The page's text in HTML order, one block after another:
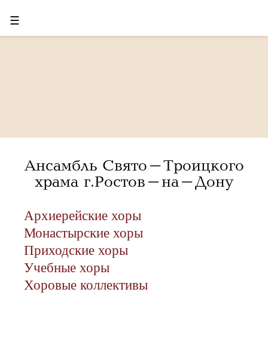
☰
Ансамбль Свято-Троицкого
храма г.Ростов-на-Дону
Архиерейские хоры
Монастырские хоры
Приходские хоры
Учебные хоры
Хоровые коллективы